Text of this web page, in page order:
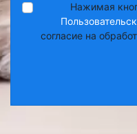
Нажимая
согласие на